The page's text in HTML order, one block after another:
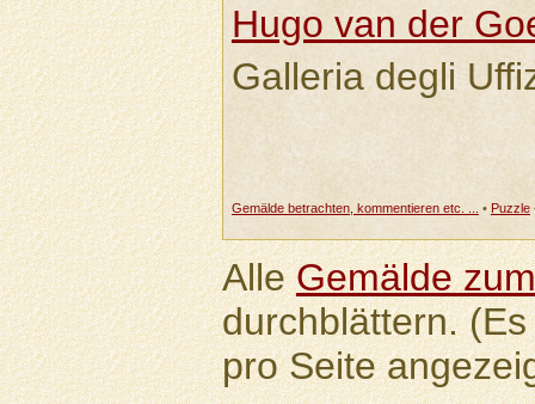
Hugo van der
Galleria degli
Gemälde betrachten, kommentieren etc. ... • Puzzle
AlleGemälde
durchblättern.
pro Seite